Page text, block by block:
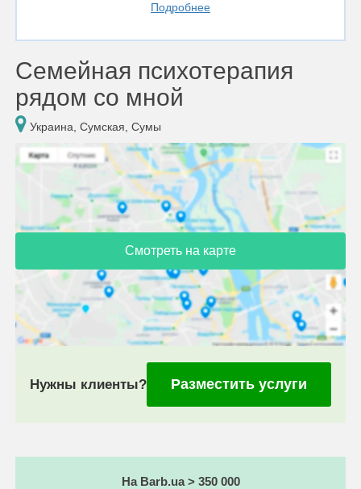
Подробнее
Семейная психотерапия
рядом со мной
Украина, Сумская, Сумы
Смотреть на карте
Нужны клиенты? Разместить услуги
На Barb.ua > 350 000